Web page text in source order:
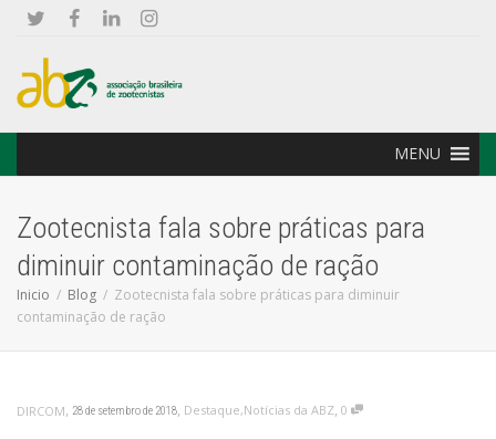
MENU
Zootecnista fala sobre práticas para
diminuir contaminação de ração
Inicio Blog
Zootecnista fala sobre práticas para diminuir
contaminação de ração
DIRCOM, 28 de setembro de 2018, Destaque,Notícias da ABZ, 0